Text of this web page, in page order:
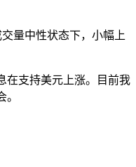
交量中性状态下，小幅上
在支持美元上涨。目前我